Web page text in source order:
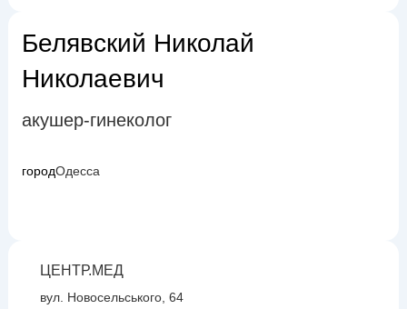
Белявский Николай
Николаевич
акушер-гинеколог
городОдесса
ЦЕНТР.МЕД
вул. Новосельського, 64